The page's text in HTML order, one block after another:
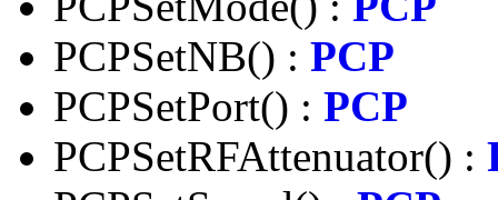
PCPSetNB() : PCP
PCPSetPort() : PCP
PCPSetRFAttenuator() :